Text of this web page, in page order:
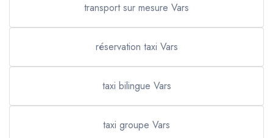
transport sur mesure Vars
réservation taxi Vars
taxi bilingue Vars
taxi groupe Vars